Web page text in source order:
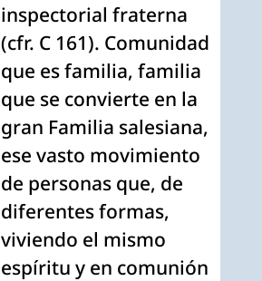
inspectorial fraterna
(cfr. C 161). Comunidad
que es familia, familia
que se convierte en la
gran Familia salesiana,
ese vasto movimiento
de personas que, de
diferentes formas,
viviendo el mismo
espíritu y en comunión